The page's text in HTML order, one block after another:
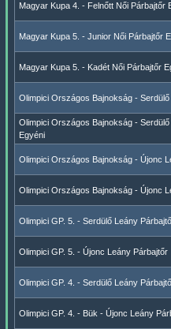
Magyar Kupa 4. - Felnőtt Női Párbajtőr
Magyar Kupa 5. - Junior Női Párbajtőr
Magyar Kupa 5. - Kadét Női Párbajtőr
Olimpici Országos Bajnokság -
Olimpici Országos Bajnokság -
Egyéni
Olimpici Országos Bajnokság - Újonc
Olimpici Országos Bajnokság - Újonc
Olimpici GP. 5. - Serdülő Leány
Olimpici GP. 5. - Újonc Leány Párbajtőr
Olimpici GP. 4. - Serdülő Leány
Olimpici GP. 4. - Bük - Újonc Leány